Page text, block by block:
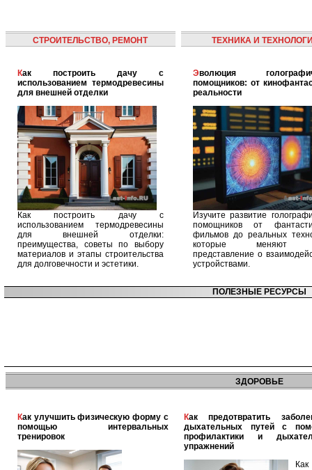
СТРОИТЕЛЬСТВО, РЕМОНТ
Как построить дачу с
использованием термодревесины
для внешней отделки
Как построить дачу с
использованием термодревесины
для внешней отделки:
преимущества, советы по выбору
материалов и этапы строительства
для долговечности и эстетики.
ТЕХНИКА И
Эволюция голографических
помощников: от
реальности
Изучите развитие
помощников от
фильмов до реальных
которые меняют
представление о
устройствами.
ПОЛЕЗНЫЕ РЕСУРСЫ
ЗДОРОВЬЕ
Как улучшить физическую форму с
помощью интервальных
тренировок
Как предотвратить заболевания
дыхательных путей с
профилактики и
упражнений
Как